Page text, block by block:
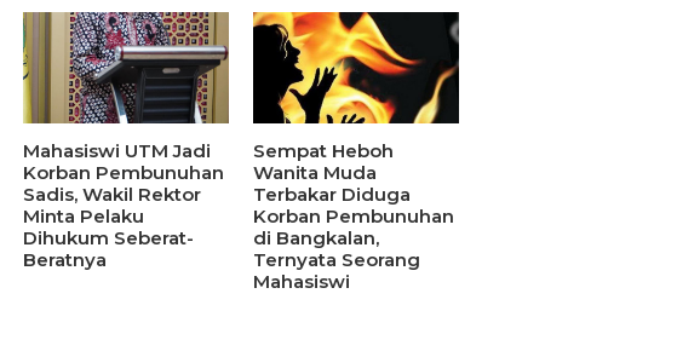
Mahasiswi UTM Jadi
Korban Pembunuhan
Sadis, Wakil Rektor
Minta Pelaku
Dihukum Seberat-
Beratnya
Sempat Heboh
Wanita Muda
Terbakar Diduga
Korban Pembunuhan
di Bangkalan,
Ternyata Seorang
Mahasiswi